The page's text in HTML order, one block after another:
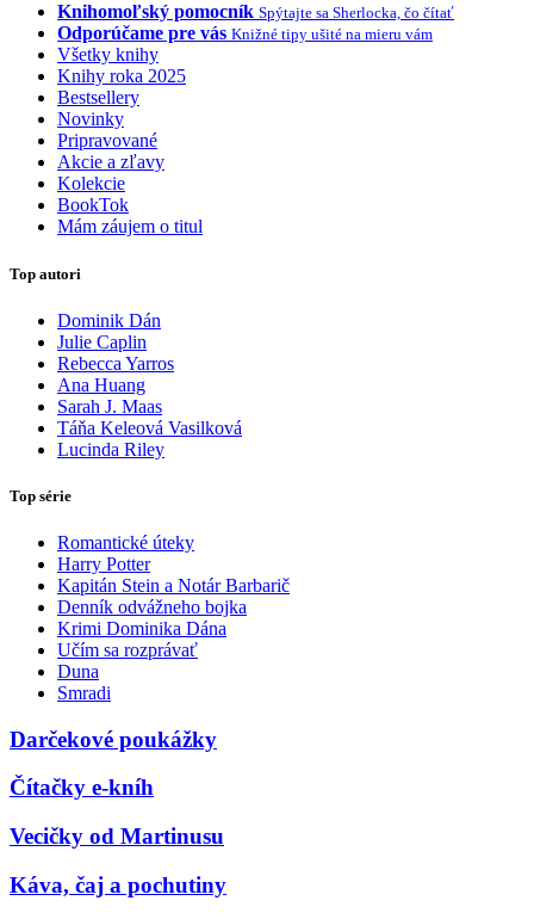
Knihomoľský pomocník Spýtajte sa Sherlocka, čo čítať
Odporúčame pre vás Knižné tipy ušité na mieru vám
Všetky knihy
Knihy roka 2025
Bestsellery
Novinky
Pripravované
Akcie a zľavy
Kolekcie
BookTok
Mám záujem o titul
Top autori
Dominik Dán
Julie Caplin
Rebecca Yarros
Ana Huang
Sarah J. Maas
Táňa Keleová Vasilková
Lucinda Riley
Top série
Romantické úteky
Harry Potter
Kapitán Stein a Notár Barbarič
Denník odvážneho bojka
Krimi Dominika Dána
Učím sa rozprávať
Duna
Smradi
Darčekové poukážky
Čítačky e-kníh
Vecičky od Martinusu
Káva, čaj a pochutiny